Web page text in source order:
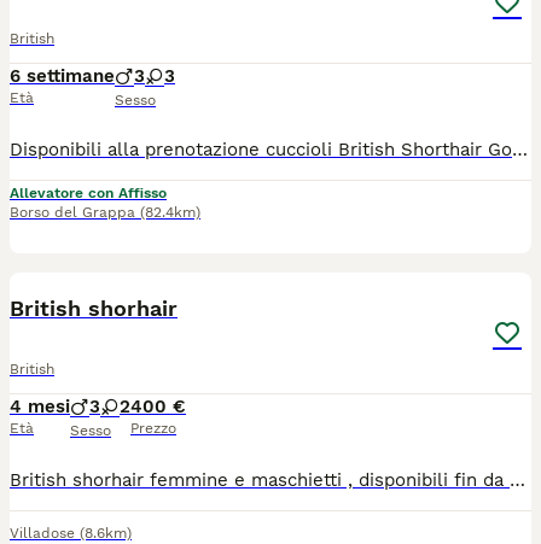
British
6 settimane
Età
3 3
Sesso
Disponibili alla prenotazione cuccioli British Shorthair Golden da allevamento con affisso. I cuccioli saranno ceduti con pedigree ANFI, doppio ciclo vaccinale, sverminati, copia dei test genetici dei genitori esenti dalla patologia genetica della razza (rene policistico), esenti da FIV e FeLV, contratto di cessione, libretto sanitario, certificato di buona salute del veterinario, passaggio di proprietà e antiparassitario esterno Stronghold. Dolcissimi, affettuosi, abituati a lettiera e tiragraffi.
Allevatore con Affisso
Borso del Grappa (82.4km)
British shorhair
British
4 mesi
Età
3 2
Sesso
400 €
Prezzo
British shorhair femmine e maschietti , disponibili fin da subito con libretto sanitario vaccino e sverminazione . Abbiamo due colori , blu e lillac.
Villadose (8.6km)